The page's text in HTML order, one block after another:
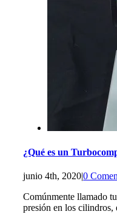
¿Qué es un
junio 4th, 2020|0
Comúnmente llamado
presión en los cilindros,